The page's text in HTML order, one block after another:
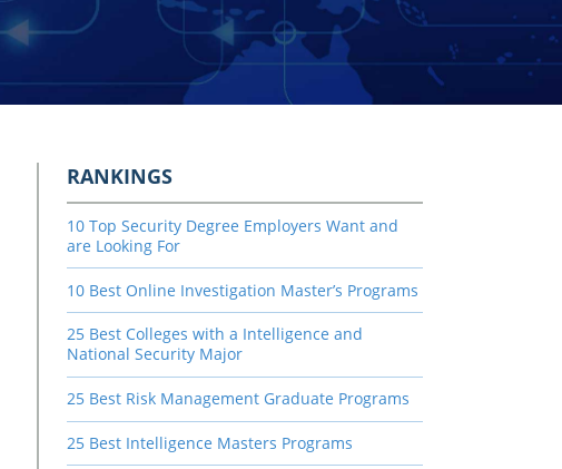
RANKINGS
10 Top Security Degree Employers Want and
are Looking For
10 Best Online Investigation Master’s Programs
25 Best Colleges with a Intelligence and
National Security Major
25 Best Risk Management Graduate Programs
25 Best Intelligence Masters Programs